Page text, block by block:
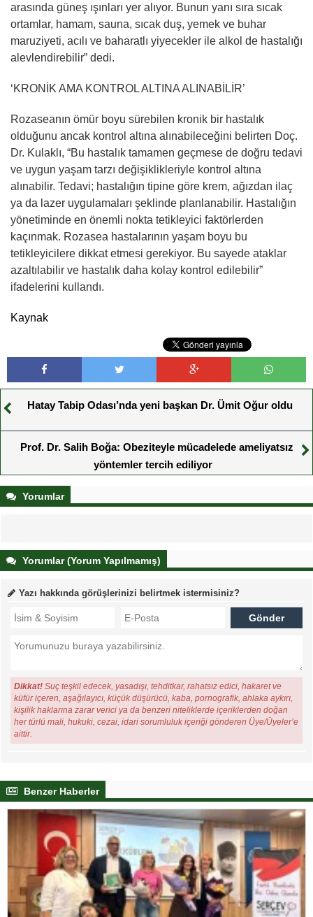
arasında güneş ışınları yer alıyor. Bunun yanı sıra sıcak
ortamlar, hamam, sauna, sıcak duş, yemek ve buhar
maruziyeti, acılı ve baharatlı yiyecekler ile alkol de hastalığı
alevlendirebilir” dedi.
‘KRONİK AMA KONTROL ALTINA ALINABİLİR’
Rozaseanın ömür boyu sürebilen kronik bir hastalık
olduğunu ancak kontrol altına alınabileceğini belirten Doç.
Dr. Kulaklı, “Bu hastalık tamamen geçmese de doğru tedavi
ve uygun yaşam tarzı değişiklikleriyle kontrol altına
alınabilir. Tedavi; hastalığın tipine göre krem, ağızdan ilaç
ya da lazer uygulamaları şeklinde planlanabilir. Hastalığın
yönetiminde en önemli nokta tetikleyici faktörlerden
kaçınmak. Rozasea hastalarının yaşam boyu bu
tetikleyicilere dikkat etmesi gerekiyor. Bu sayede ataklar
azaltılabilir ve hastalık daha kolay kontrol edilebilir”
ifadelerini kullandı.
Kaynak
Hatay Tabip Odası’nda yeni başkan Dr. Ümit Oğur oldu
Prof. Dr. Salih Boğa: Obeziteyle mücadelede ameliyatsız
yöntemler tercih ediliyor
Yorumlar
Yorumlar (Yorum Yapılmamış)
Yazı hakkında görüşlerinizi belirtmek istermisiniz?
Dikkat! Suç teşkil edecek, yasadışı, tehditkar, rahatsız edici, hakaret ve
küfür içeren, aşağılayıcı, küçük düşürücü, kaba, pornografik, ahlaka aykırı,
kişilik haklarına zarar verici ya da benzeri niteliklerde içeriklerden doğan
her türlü mali, hukuki, cezai, idari sorumluluk içeriği gönderen Üye/Üyeler’e
aittir.
Benzer Haberler